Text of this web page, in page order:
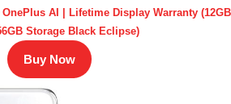
AI | Lifetime Display Warranty (12GB
Storage Black Eclipse)
Buy Now